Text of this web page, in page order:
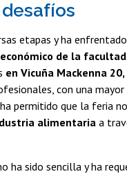
etapas y ha
de la
en Vicuña Mackenna
con una
permitido que la feria
alimentaria a
ha sido sencilla y ha